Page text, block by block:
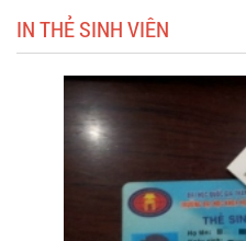
IN THẺ SINH VIÊN